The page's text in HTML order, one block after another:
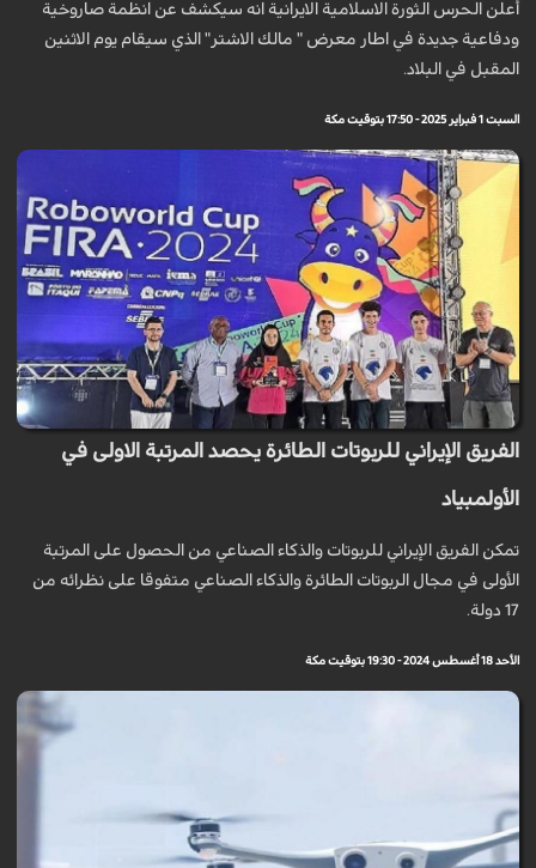
أعلن الحرس الثورة الاسلامية الايرانية انه سيكشف عن انظمة صاروخية
ودفاعية جديدة في اطار معرض " مالك الاشتر" الذي سيقام يوم الاثنين
المقبل في البلاد.
السبت 1 فبراير 2025 - 17:50 بتوقيت مكة
الفريق الإيراني للربوتات الطائرة يحصد المرتبة الاولى في
الأولمبياد
تمكن الفريق الإيراني للربوتات والذكاء الصناعي من الحصول على المرتبة
الأولى في مجال الربوتات الطائرة والذكاء الصناعي متفوقا على نظرائه من
17 دولة.
الأحد 18 أغسطس 2024 - 19:30 بتوقيت مكة